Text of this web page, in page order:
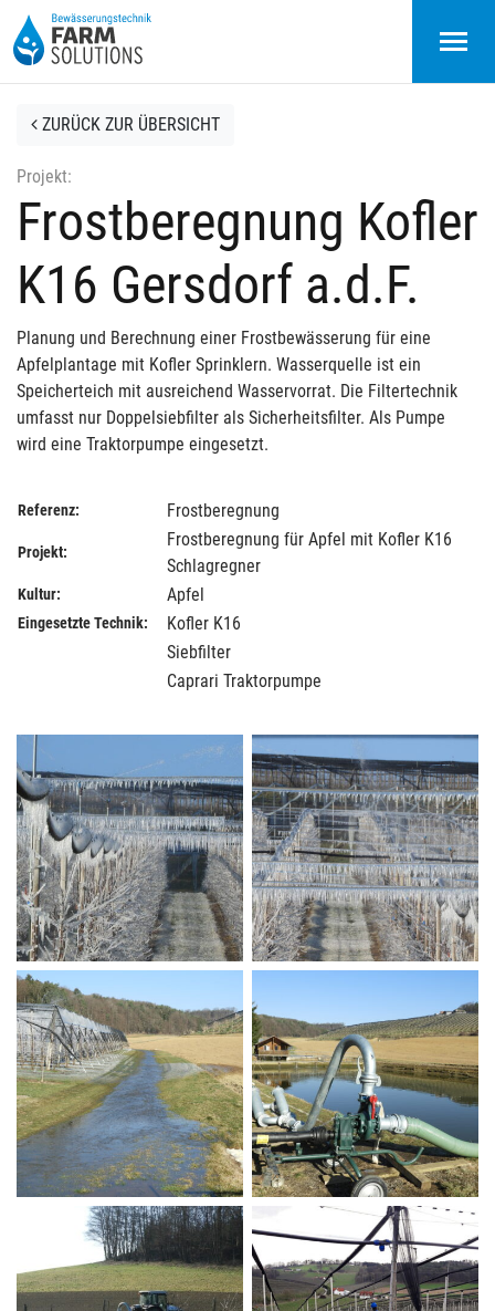
Zum Inhalt springen
Zur Suche springen
Zum Hauptmenü springen
Zur Fusszeile springen
ZURÜCK ZUR ÜBERSICHT
Projekt:
Frostberegnung Kofler
K16 Gersdorf a.d.F.
Planung und Berechnung einer Frostbewässerung für eine
Apfelplantage mit Kofler Sprinklern. Wasserquelle ist ein
Speicherteich mit ausreichend Wasservorrat. Die Filtertechnik
umfasst nur Doppelsiebfilter als Sicherheitsfilter. Als Pumpe
wird eine Traktorpumpe eingesetzt.
Referenz: Frostberegnung
Projekt:
Frostberegnung für Apfel mit Kofler K16
Schlagregner
Kultur: Apfel
Eingesetzte Technik:
Kofler K16
Siebfilter
Caprari Traktorpumpe